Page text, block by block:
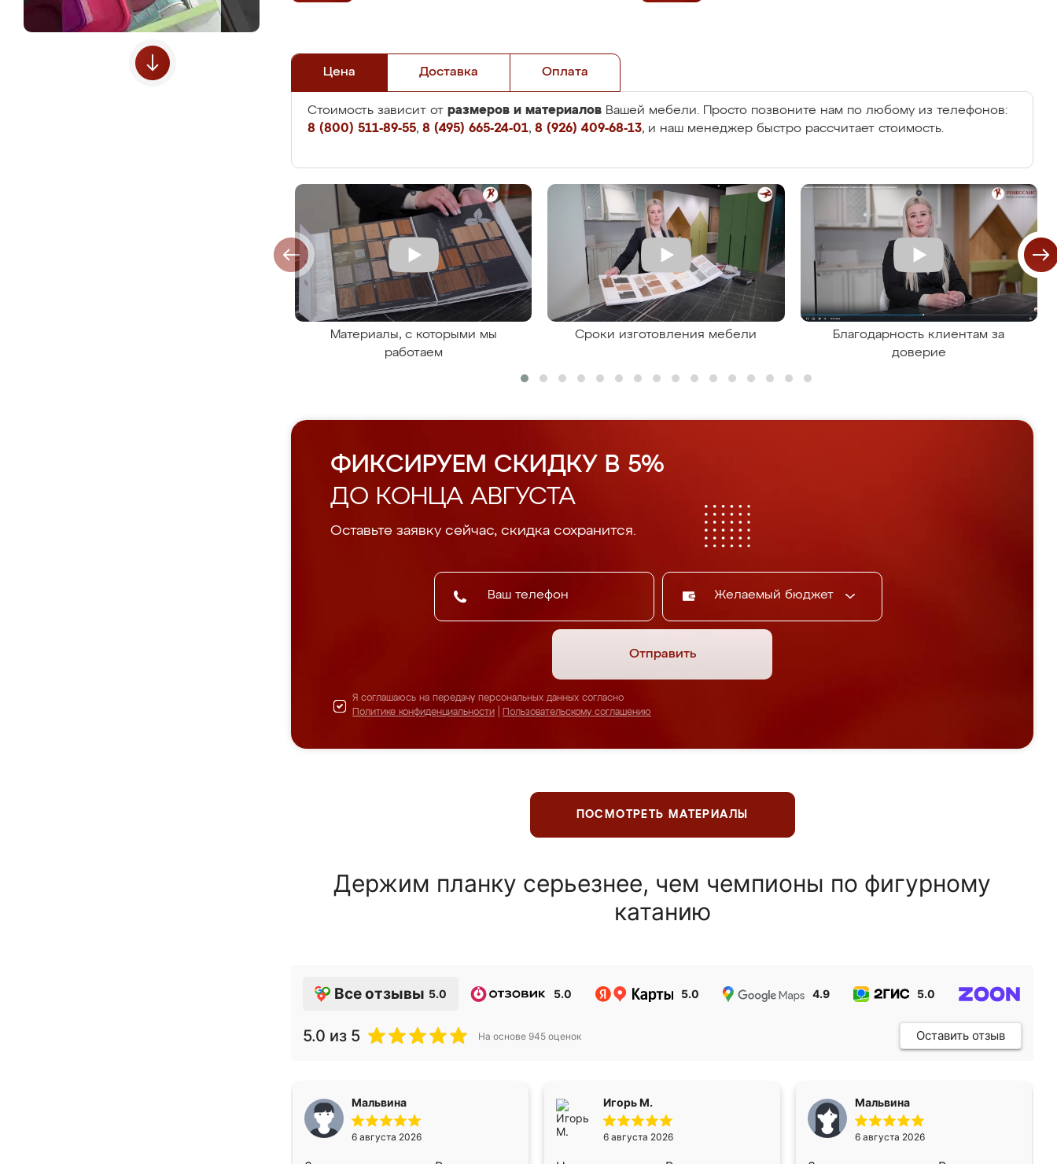
Цена Доставка Оплата
Стоимость зависит от размеров и материалов Вашей мебели. Просто позвоните нам по любому из телефонов:
8 (800) 511-89-55, 8 (495) 665-24-01, 8 (926) 409-68-13, и наш менеджер быстро рассчитает стоимость.
Материалы, с которыми мы
работаем
Сроки изготовления мебели
Благодарность клиентам за
доверие
ФИКСИРУЕМ СКИДКУ В 5%
ДО КОНЦА АВГУСТА
Оставьте заявку сейчас, скидка сохранится.
Желаемый бюджет
Отправить
Я соглашаюсь на передачу персональных данных согласно
Политике конфиденциальности
Пользовательскому соглашению
ПОСМОТРЕТЬ МАТЕРИАЛЫ
Держим планку серьезнее, чем чемпионы по фигурному
катанию
Все отзывы 5.0 5.0 5.0 4.9 5.0
5.0 из 5 На основе 945 оценок Оставить отзыв
Мальвина
6 августа 2026
Игорь М.
6 августа 2026
Мальвина
6 августа 2026